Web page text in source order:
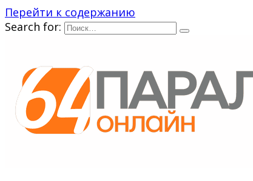
Перейти к содержанию
Search for: